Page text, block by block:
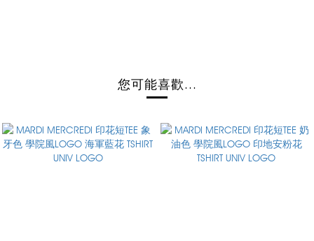
您可能喜歡...